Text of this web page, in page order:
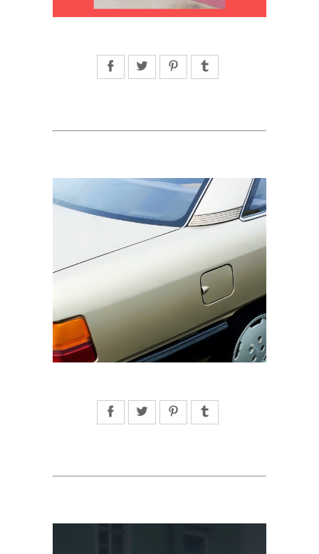
FacebookTwitter Pinterest
FacebookTwitter Pinterest